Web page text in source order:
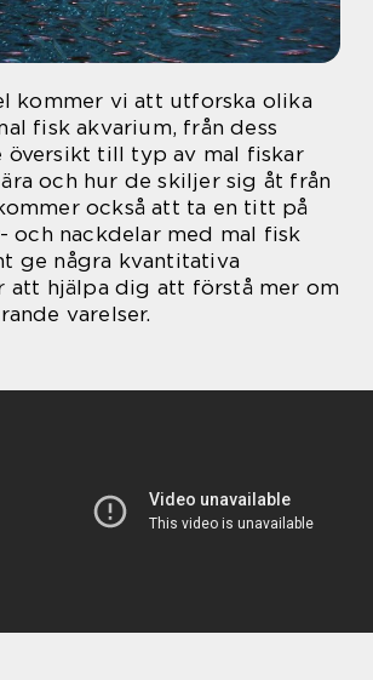
kommer vi att utforska olika
fisk akvarium, från dess
översikt till typ av mal fiskar
och hur de skiljer sig åt från
också att ta en titt på
och nackdelar med mal fisk
ge några kvantitativa
att hjälpa dig att förstå mer om
varelser.